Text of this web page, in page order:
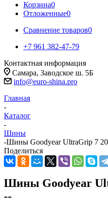
Корзина0
Отложенные0
Сравнение товаров0
+7 961 382-47-79
Контактная информация
Самара, Заводское ш. 5Б
info@euro-shina.pro
Главная
-
Каталог
-
Шины
-Шины Goodyear UltraGrip 7
Поделиться
Шины Goodyear
--